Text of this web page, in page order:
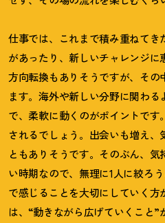
仕事では、これまで積み重ねて
があったり、新しいチャレンジ
方向転換もありそうですが、そ
ます。海外や新しい分野に関わ
で、柔軟に動くのがポイントです
されるでしょう。出会いも増え、
ともありそうです。そのぶん、
い時期なので、無理に1人に絞ろ
で感じることを大切にしていく
は、“動きながら広げていくこと